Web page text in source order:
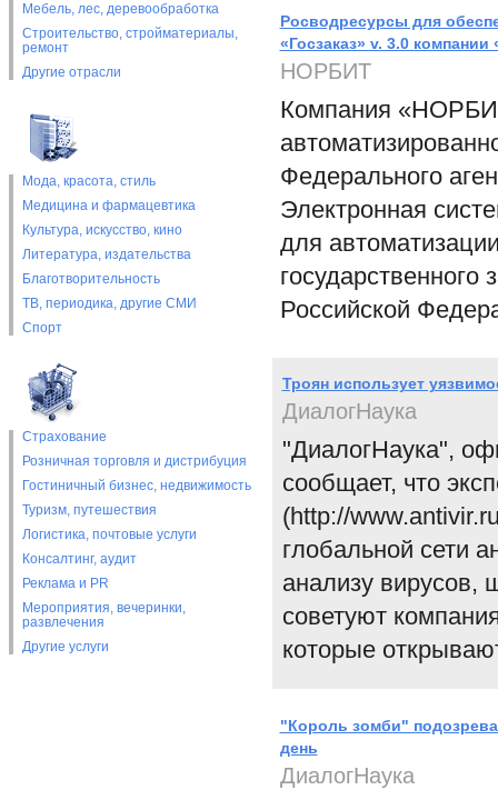
Мебель, лес, деревообработка
Строительство, стройматериалы,
ремонт
Другие отрасли
Мода, красота, стиль
Медицина и фармацевтика
Культура, искусство, кино
Литература, издательства
Благотворительность
ТВ, периодика, другие СМИ
Спорт
Страхование
Розничная торговля и дистрибуция
Гостиничный бизнес, недвижимость
Туризм, путешествия
Логистика, почтовые услуги
Консалтинг, аудит
Реклама и PR
Мероприятия, вечеринки,
развлечения
Другие услуги
Росводресурсы для
«Госзаказ» v. 3.0
НОРБИТ
Компания
Федерального
Электронная
для
Российской
Троян использует
ДиалогНаука
"ДиалогНаука",
сообщает, что
(http://
глобальной сети
анализу вирусов,
советуют
которые
"Король зомби"
день
ДиалогНаука